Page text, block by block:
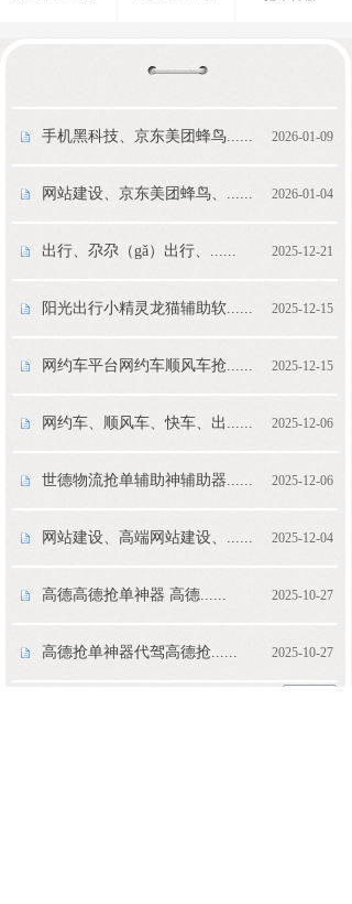
手机黑科技、京东美团蜂鸟...... 2026-01-09
网站建设、京东美团蜂鸟、...... 2026-01-04
出行、尕尕（gǎ）出行、...... 2025-12-21
阳光出行小精灵龙猫辅助软...... 2025-12-15
网约车平台网约车顺风车抢...... 2025-12-15
网约车、顺风车、快车、出...... 2025-12-06
世德物流抢单辅助神辅助器...... 2025-12-06
网站建设、高端网站建设、...... 2025-12-04
高德高德抢单神器 高德...... 2025-10-27
高德抢单神器代驾高德抢...... 2025-10-27